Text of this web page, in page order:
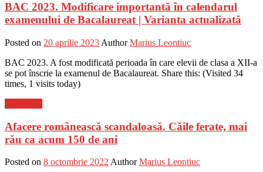
BAC 2023. Modificare importantă în calendarul
examenului de Bacalaureat | Varianta actualizată
Posted on 20 aprilie 2023 Author Marius Leontiuc
BAC 2023. A fost modificată perioada în care elevii de clasa a XII-a
se pot înscrie la examenul de Bacalaureat. Share this: (Visited 34
times, 1 visits today)
Afacere românească scandaloasă. Căile ferate, mai
rău ca acum 150 de ani
Posted on 8 octombrie 2022Author Marius Leontiuc